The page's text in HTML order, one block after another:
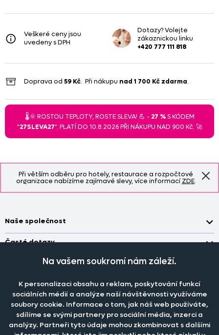
Při větším odběru pro hotely, restaurace a rozpočtové
organizace nabízíme zajímavé slevy, více informacíZDE.
Veškeré ceny jsou
uvedeny s DPH
Dotazy? Volejte
zákaznickou linku
+420 777 111 818
Doprava od 59 Kč. Při nákupu nad 1 700 Kč zdarma.
🌡️🌞 ROSTOU TEPLOTY, ROSTE SLEVA! 💪 - 27 %S KÓDEM
"27SLEVA27". PLATÍ DO 10.8.2026 PŘI NÁKUPU NAD 900 Kč. 🚀
Staňte se členem klubu Dante.cz
Naše společnost
Doprava a platba
Obchodní podmínky
Nastavení cookies
Katalog zdarma
Časté dotazy
Jak změřit okno pro nákup záclon?
Jak prát záclony a závěsy?
Jak prát povlečení a prostěradla?
Informace o materiálech
PRODEJNÍ ODDĚLENÍ - TELEFONICKY
po-pá 7:30 - 16:00
Tel.:777 111 818
e-mail:dotazy@dante.cz
reklamace:reklamace@dante.cz
Na vašem soukromí nám záleží.
K personalizaci obsahu a reklam, poskytování funkcí
sociálních médií a analýze naší návštěvnosti využíváme
soubory cookie. Informace o tom, jak náš web používáte,
sdílíme se svými partnery pro sociální média, inzerci a
analýzy. Partneři tyto údaje mohou zkombinovat s dalšími